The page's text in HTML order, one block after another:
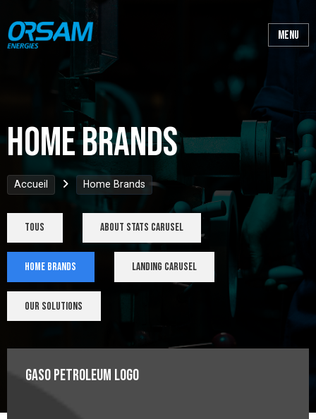
Home Brands
Accueil Home Brands
tous About Stats Carusel
Home Brands Landing Carusel
Our Solutions
Gaso Petroleum Logo